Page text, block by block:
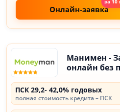
Онлайн-заявка
Манимен -
онлайн без
ПСК 29,2- 42,0% годовых
полная стоимость кредита – ПСК